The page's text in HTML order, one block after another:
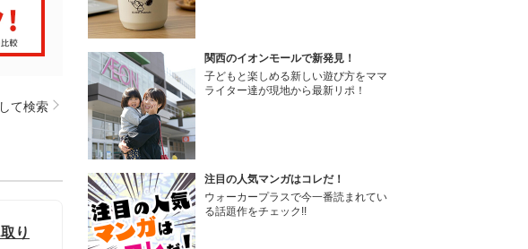
て検索
り
関西のイオンモールで新発見！
子どもと楽しめる新しい遊び方をママ
ライター達が現地から最新リポ！
注目の人気マンガはコレだ！
ウォーカープラスで今一番読まれてい
る話題作をチェック!!